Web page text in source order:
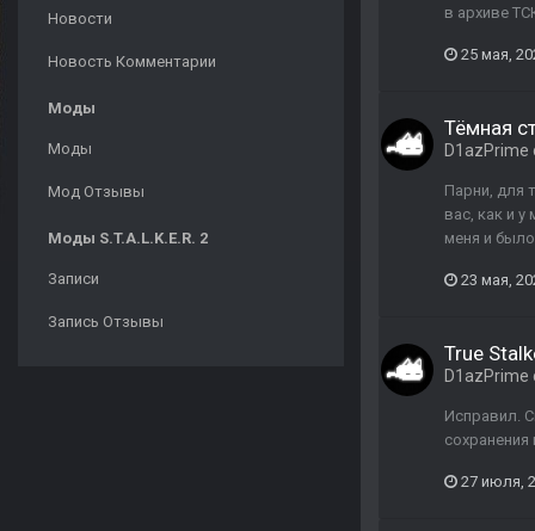
Новости
Новость Комментарии
Моды
Моды
Мод Отзывы
Моды S.T.A.L.K.E.R. 2
Записи
Запись Отзывы
в архиве
25 мая,
Тёмная
D1azPrime
Парни, для
вас, как и
меня и
23 мая,
True
D1azPrime
Исправил.
27 июля,